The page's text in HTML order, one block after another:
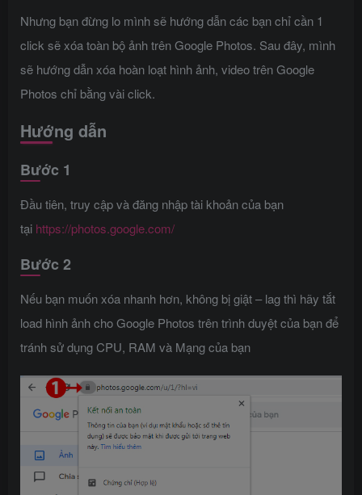
Nhưng bạn đừng lo mình sẽ hướng dẫn các bạn chỉ cần 1
click sẽ xóa toàn bộ ảnh trên Google Photos. Sau đây, mình
sẽ hướng dẫn xóa hoàn loạt hình ảnh, video trên Google
Photos chỉ bằng vài click.
Hướng dẫn
Bước 1
Đầu tiên, truy cập và đăng nhập tài khoản của bạn
tại https://photos.google.com/
Bước 2
Nếu bạn muốn xóa nhanh hơn, không bị giật – lag thì hãy tắt
load hình ảnh cho Google Photos trên trình duyệt của bạn để
tránh sử dụng CPU, RAM và Mạng của bạn